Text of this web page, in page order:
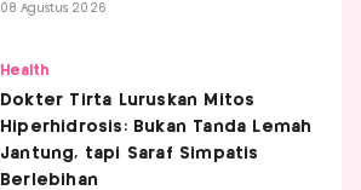
08 Agustus 2026
Health
Dokter Tirta Luruskan Mitos
Hiperhidrosis: Bukan Tanda Lemah
Jantung, tapi Saraf Simpatis
Berlebihan